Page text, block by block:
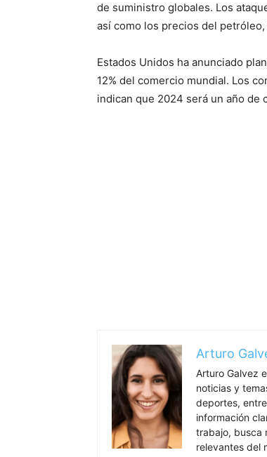
de suministro globales. Los
así como los precios del
Estados Unidos ha anunciado
12% del comercio mundial. Los
indican que 2024 será un año
Arturo
Arturo Galvez
noticias y
deportes,
información
trabajo, busca
relevantes del